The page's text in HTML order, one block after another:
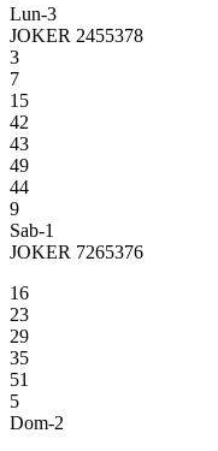
Lun-3
JOKER 2455378
3
7
15
42
43
49
44
9
Sab-1
JOKER 7265376
16
23
29
35
51
5
Dom-2